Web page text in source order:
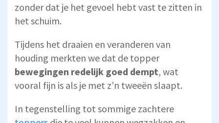
zonder dat je het gevoel hebt vast te zitten in
het schuim.
Tijdens het draaien en veranderen van
houding merkten we dat de topper
bewegingen redelijk goed dempt, wat
vooral fijn is als je met z’n tweeën slaapt.
In tegenstelling tot sommige zachtere